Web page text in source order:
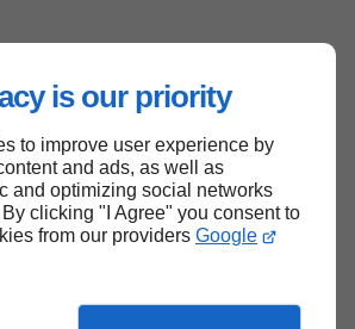
is our priority
to improve user experience by
and ads, as well as
and optimizing social networks
clicking "I Agree" you consent to
from our providers Google
Haut de page